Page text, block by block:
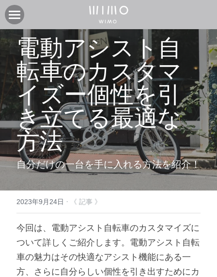
電動アシスト自転車COOZY
電動アシスト自転車COOZY Light
電動クロスバイク URBAN BELT 650
子供自転車wimo kids
外商・卸
オンラインストア
実店舗
CASA WIMO | wimo ショールーム
BASE WIMO | wimo ショールーム
取扱い販売店
取扱い店募集 | 法人問い合わせ
ニュース
お知らせ
ブログ
イベント
サポート
採用情報
保証に関して
製品関連資料
よくあるご質問
企業情報
会社紹介
コミュニティ
製品登録
ユーザークラブ
アンバサダー募集
検索
電動アシスト自
転車のカスタマ
イズー個性を引
き立てる最適な
方法
自分だけの一台を手に入れる方法を紹介！
2023年9月24日 · 《 記事 》
今回は、電動アシスト自転車のカスタマイズに
ついて詳しくご紹介します。電動アシスト自転
車の魅力はその快適なアシスト機能にある一
方、さらに自分らしい個性を引き出すためにカ